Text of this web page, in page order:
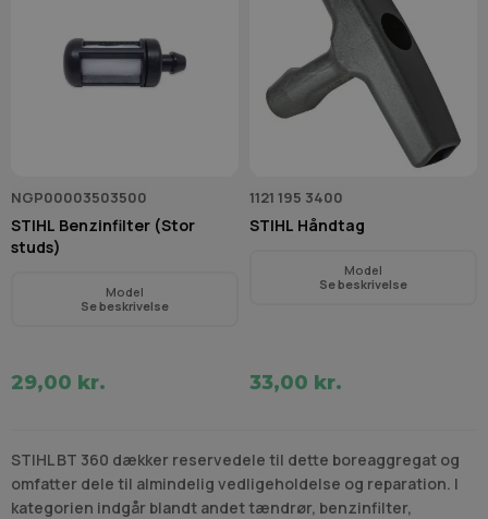
NGP00003503500
STIHL Benzinfilter (Stor
studs)
Model
Se beskrivelse
29,00 kr.
1121 195 3400
STIHL Håndtag
Model
Se beskrivelse
33,00 kr.
STIHL BT 360 dækker reservedele til dette boreaggregat og
omfatter dele til almindelig vedligeholdelse og reparation. I
kategorien indgår blandt andet tændrør, benzinfilter,